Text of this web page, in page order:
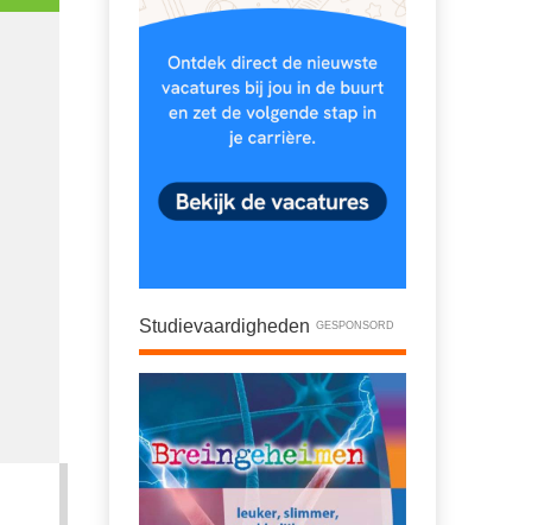
Studievaardigheden GESPONSORD